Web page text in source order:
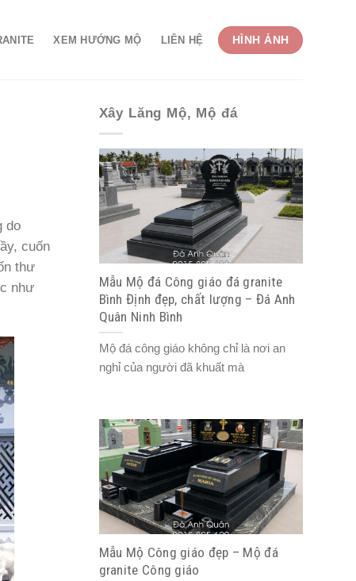
XEM HƯỚNG MỘ LIÊN HỆ HÌNH ẢNH
do
cuốn
thư
như
Xây Lăng Mộ, Mộ đá
Mẫu Mộ đá Công giáo đá granite
Bình Định đẹp, chất lượng – Đá Anh
Quân Ninh Bình
Mộ đá công giáo không chỉ là nơi an
nghỉ của người đã khuất mà
Mẫu Mộ Công giáo đẹp – Mộ đá
granite Công giáo